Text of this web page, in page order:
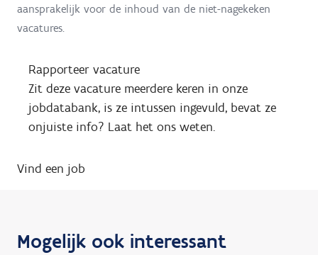
aansprakelijk voor de inhoud van de niet-nagekeken
vacatures.
Rapporteer vacature
Zit deze vacature meerdere keren in onze
jobdatabank, is ze intussen ingevuld, bevat ze
onjuiste info? Laat het ons weten.
Vind een job
Mogelijk ook interessant